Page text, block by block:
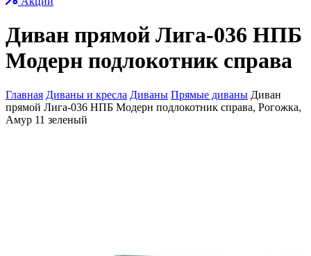
Диван прямой Лига-036 НПБ
Модерн подлокотник справа
Главная Диваны и кресла Диваны Прямые диваны Диван
прямой Лига-036 НПБ Модерн подлокотник справа, Рогожка,
Амур 11 зеленый